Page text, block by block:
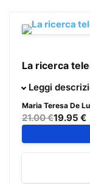
La ricerca
Guida operativa
nuove forme di
Taglio Q&A,
giurisprudenza
Leggi
Maria Teresa De
21.00 €19.95 €